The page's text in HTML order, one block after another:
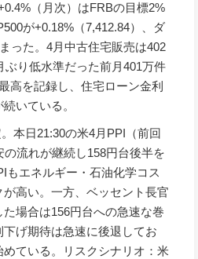
（月次）はFRBの目標2%
が+0.18%（7,412.84）、ダ
った。4月中古住宅販売は402
り低水準だった前月401万件
高を記録し、住宅ローン金利
いている。
本日21:30の米4月PPI（前回
流れが継続し158円台後半を
もエネルギー・石油化学コス
高い。一方、ベッセント長官
場合は156円台への急速な巻
げ期待は急速に後退してお
ている。リスクシナリオ：米